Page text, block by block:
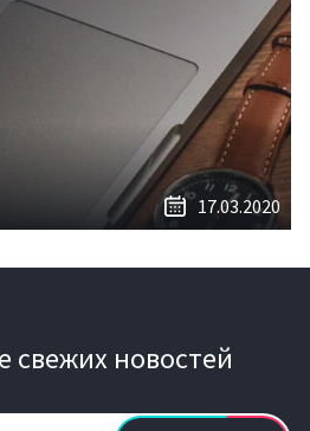
17.03.2020
свежих новостей